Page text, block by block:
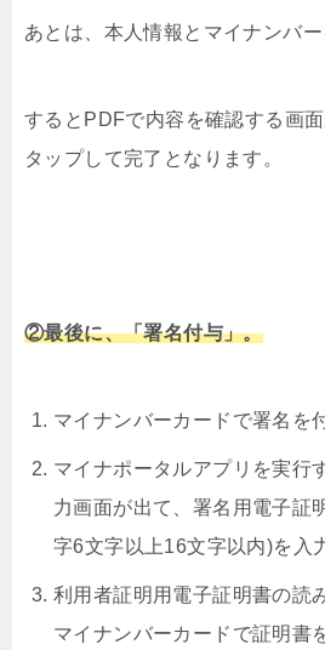
あとは、本人情報とマイナンバー
するとPDFで内容を確認する画
タップして完了となります。
②最後に、「署名付与」。
マイナンバーカードで署名を
マイナポータルアプリを実行
力画面が出て、署名用電子証
字6文字以上16文字以内)を入
利用者証明用電子証明書の読
マイナンバーカードで証明書